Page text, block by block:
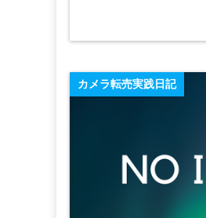
カメラ転売実践日記